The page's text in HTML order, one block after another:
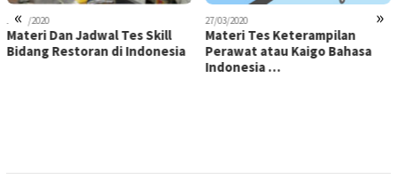
« »
16/07/2020
Materi Dan Jadwal Tes Skill
Bidang Restoran di Indonesia
27/03/2020
Materi Tes Keterampilan
Perawat atau Kaigo Bahasa
Indonesia …